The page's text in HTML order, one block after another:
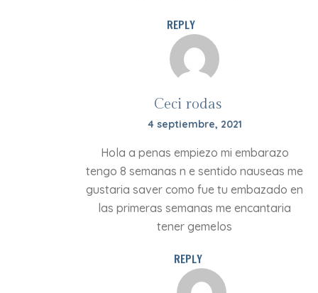
REPLY
Ceci rodas
4 septiembre, 2021
Hola a penas empiezo mi embarazo
tengo 8 semanas n e sentido nauseas me
gustaria saver como fue tu embazado en
las primeras semanas me encantaria
tener gemelos
REPLY